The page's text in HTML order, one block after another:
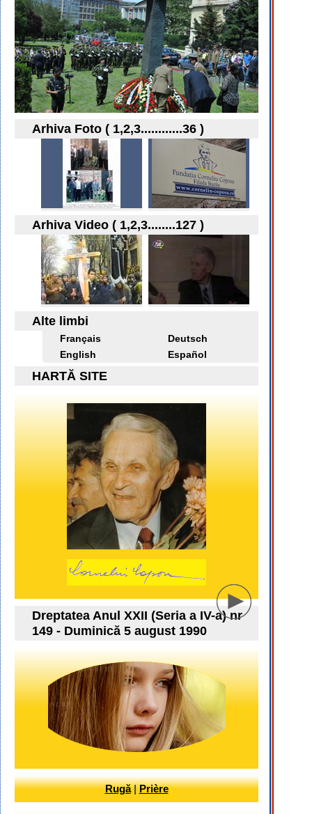
Arhiva Foto ( 1,2,3............36 )
Arhiva Video ( 1,2,3........127 )
Alte limbi
Français
Deutsch
English
Español
HARTĂ SITE
Dreptatea Anul XXII (Seria a IV-a) nr
149 - Duminică 5 august 1990
Rugă|Prière